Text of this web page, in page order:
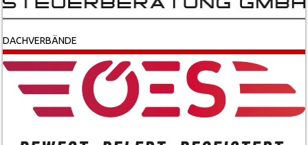
DACHVERBÄNDE